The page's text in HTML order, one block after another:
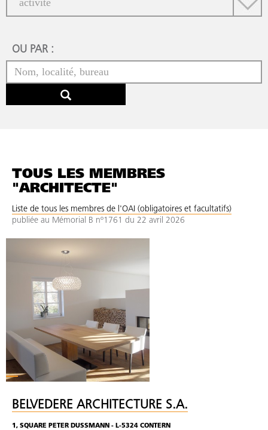
OU PAR :
TOUS LES MEMBRES
"ARCHITECTE"
Liste de tous les membres de l'OAI (obligatoires et facultatifs)
publiée au Mémorial B nº1761 du 22 avril 2026
BELVEDERE ARCHITECTURE S.A.
1, SQUARE PETER DUSSMANN - L-5324 CONTERN